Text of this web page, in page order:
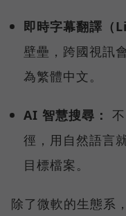
即時字幕翻譯（
壁壘，跨國視訊
為繁體中文。
AI 智慧搜尋：
徑，用自然語言
目標檔案。
除了微軟的生態系